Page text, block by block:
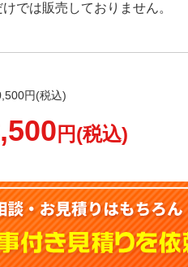
では販売しておりません。
円(税込)
円(税込)